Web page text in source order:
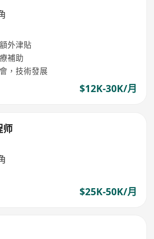
外津貼
補助
，技術發展
$12K-30K/月
师
$25K-50K/月